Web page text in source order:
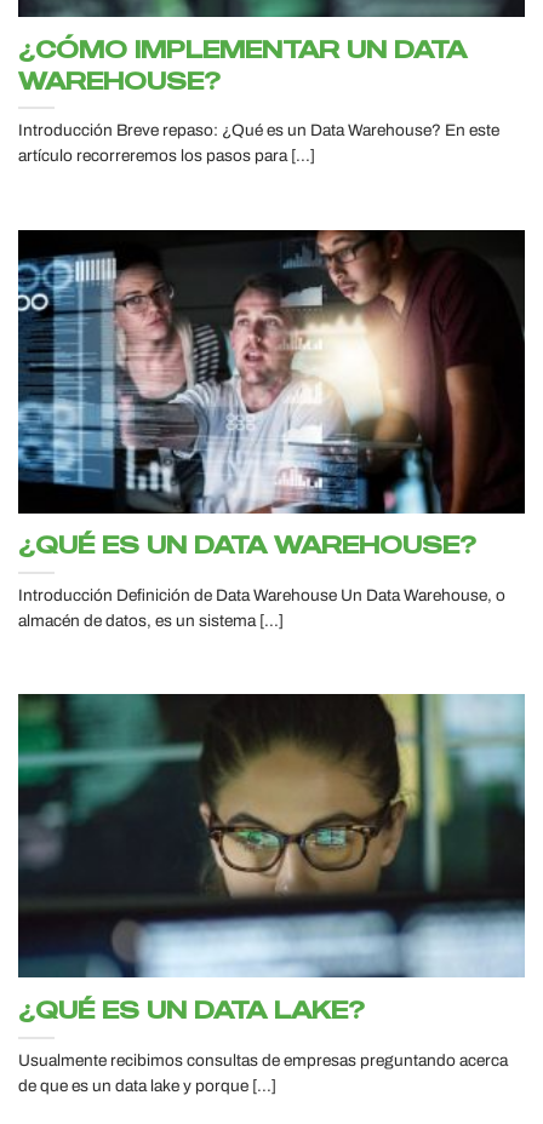
¿CÓMO IMPLEMENTAR UN DATA
WAREHOUSE?
Introducción Breve repaso: ¿Qué es un Data Warehouse? En este
artículo recorreremos los pasos para [...]
¿QUÉ ES UN DATA WAREHOUSE?
Introducción Definición de Data Warehouse Un Data Warehouse, o
almacén de datos, es un sistema [...]
¿QUÉ ES UN DATA LAKE?
Usualmente recibimos consultas de empresas preguntando acerca
de que es un data lake y porque [...]